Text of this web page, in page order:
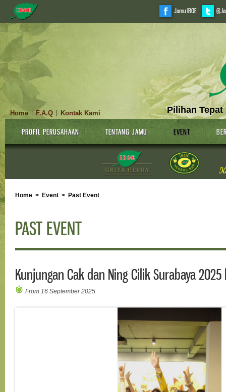
Jamu IBOE
Pilihan Tepat
Home |F.A.Q Kontak Kami
PROFIL PERUSAHAAN TENTANG JAMU EVENT
Home > Event > Past Event
PAST EVENT
Kunjungan Cak dan Ning Cilik Surabaya
From 16 September 2025